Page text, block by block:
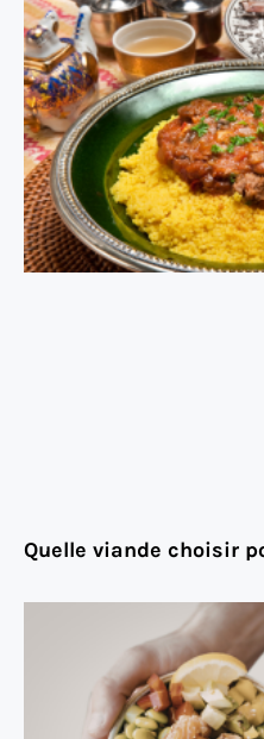
Quelle viande choisir